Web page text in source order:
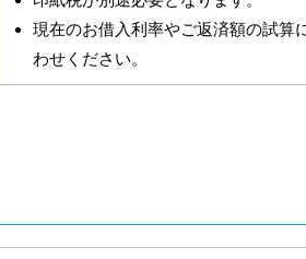
現在のお借入利率やご返済額の試算
わせください。